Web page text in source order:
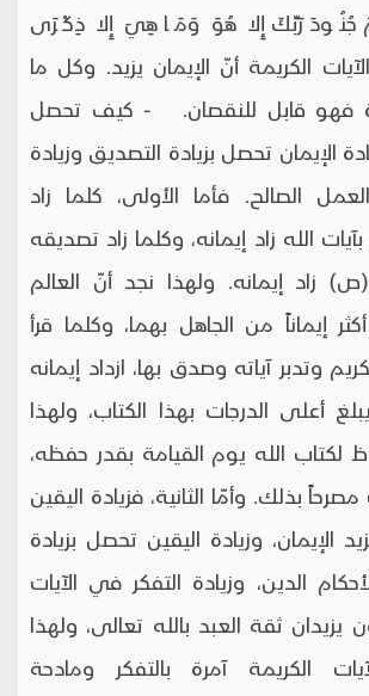
جُنُودَ رَبِّكَ إِلا هُوَ وَمَا هِيَ إِلا ذِكْرَى
الكريمة أنّ الإيمان يزيد. وكل ما
فهو قابل للنقصان. - كيف تحصل
الإيمان تحصل بزيادة التصديق وزيادة
الصالح. فأما الأولى، كلما زاد
الله زاد إيمانه، وكلما زاد تصديقه
زاد إيمانه. ولهذا نجد أنّ العالم
إيماناً من الجاهل بهما، وكلما قرأ
وتدبر آياته وصدق بها، ازداد إيمانه
أعلى الدرجات بهذا الكتاب، ولهذا
لكتاب الله يوم القيامة بقدر حفظه،
بذلك. وأمّا الثانية، فزيادة اليقين
الإيمان، وزيادة اليقين تحصل بزيادة
الدين، وزيادة التفكر في الآيات
يزيدان ثقة العبد بالله تعالى، ولهذا
الكريمة آمرة بالتفكر ومادحة